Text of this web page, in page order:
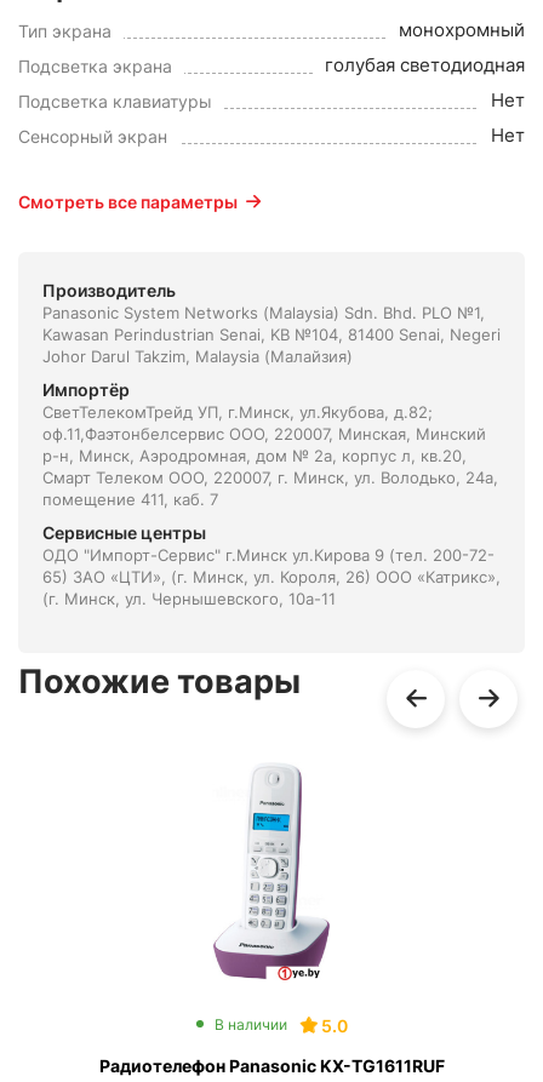
Тип экрана монохромный
Подсветка экрана голубая светодиодная
Подсветка клавиатуры Нет
Сенсорный экран Нет
Смотреть все параметры
Производитель
Panasonic System Networks (Malaysia) Sdn. Bhd. PLO №1,
Kawasan Perindustrian Senai, KB №104, 81400 Senai, Negeri
Johor Darul Takzim, Malaysia (Малайзия)
Импортёр
СветТелекомТрейд УП, г.Минск, ул.Якубова, д.82;
оф.11,Фаэтонбелсервис ООО, 220007, Минская, Минский
р-н, Минск, Аэродромная, дом № 2а, корпус л, кв.20,
Смарт Телеком ООО, 220007, г. Минск, ул. Володько, 24а,
помещение 411, каб. 7
Сервисные центры
ОДО "Импорт-Сервис" г.Минск ул.Кирова 9 (тел. 200-72-
65) ЗАО «ЦТИ», (г. Минск, ул. Короля, 26) ООО «Катрикс»,
(г. Минск, ул. Чернышевского, 10а-11
Похожие товары
В наличии
5.0
Радиотелефон Panasonic KX-TG1611RUF